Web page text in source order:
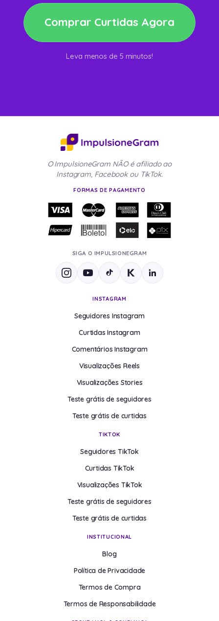
Comprar Curtidas Agora
Leva menos de 5 minutos!
O ImpulsioneGram NÃO é afiliado ao
Instagram, Facebook ou TikTok.
FORMAS DE PAGAMENTO
INSTAGRAM
Seguidores Instagram
Curtidas Instagram
Comentários Instagram
Visualizações Reels
Visualizações Stories
Teste grátis de seguidores
Teste grátis de curtidas
TIKTOK
Seguidores TikTok
Curtidas TikTok
Visualizações TikTok
Teste grátis de seguidores
Teste grátis de curtidas
INSTITUCIONAL
Blog
Política de Privacidade
Termos de Compra
Termos de Responsabilidade